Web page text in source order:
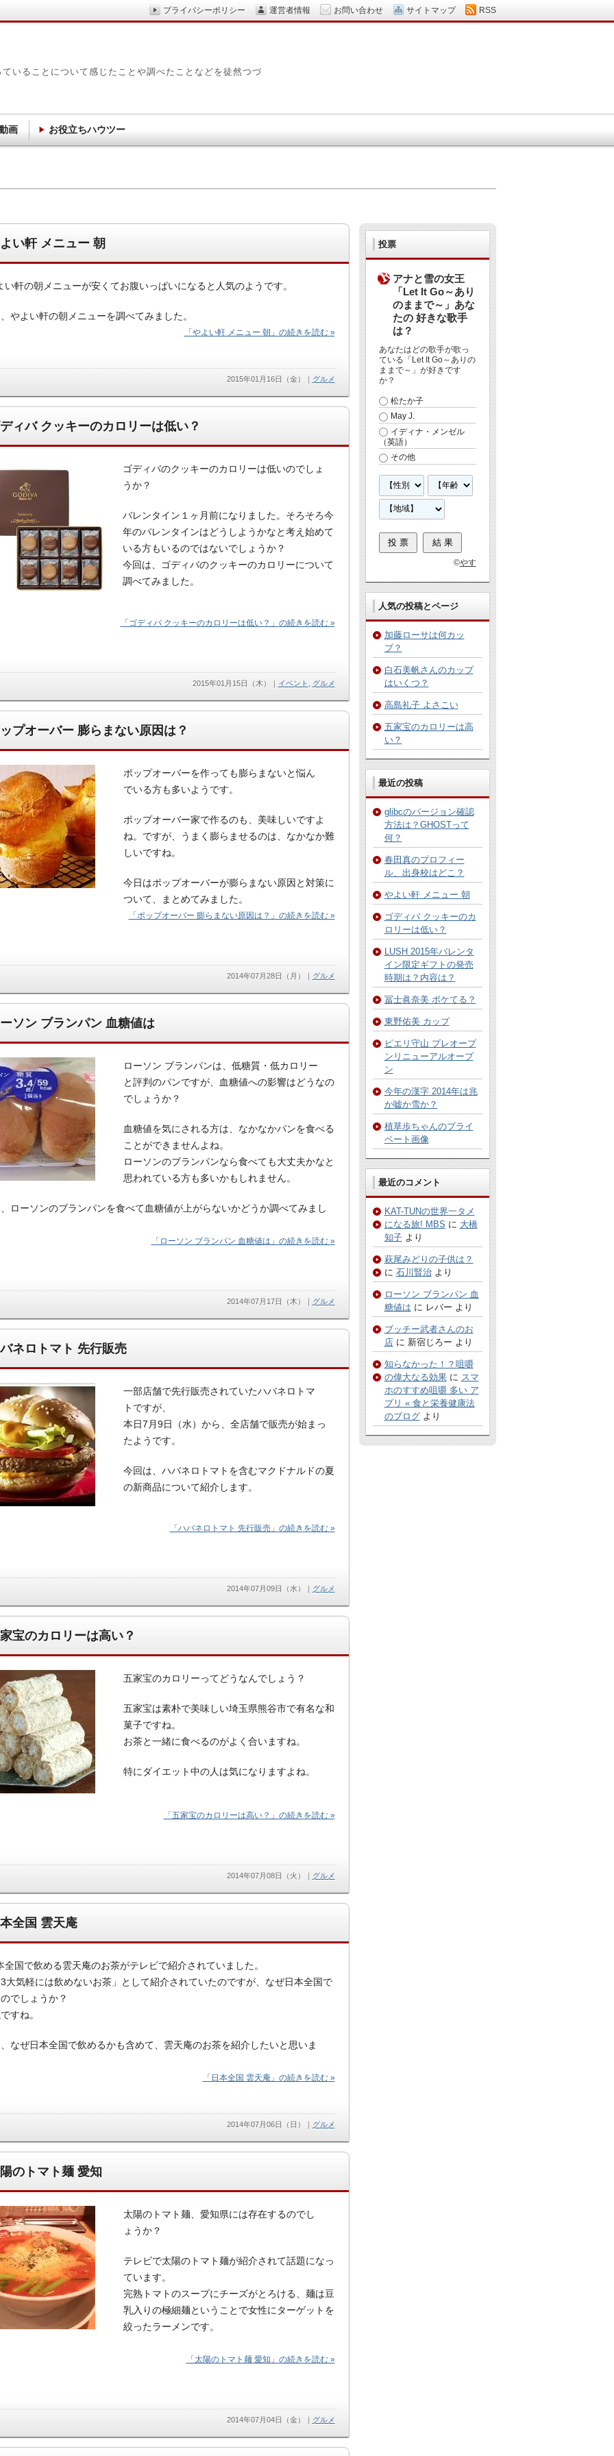
い軒 メニュー 朝
い軒の朝メニューが安くてお腹いっぱいになると人気のようです。
やよい軒の朝メニューを調べてみました。
「やよい軒 メニュー 朝」の続きを読む »
2015年01月16日（金） ｜ グルメ
ィバ クッキーのカロリーは低い？
ゴディバのクッキーのカロリーは低いのでしょ
うか？
バレンタイン１ヶ月前になりました。そろそろ今
年のバレンタインはどうしようかなと考え始めて
いる方もいるのではないでしょうか？
今回は、ゴディバのクッキーのカロリーについて
調べてみました。
「ゴディバ クッキーのカロリーは低い？」の続きを読む »
2015年01月15日（木） ｜ イベント グルメ
プオーバー 膨らまない原因は？
ポップオーバーを作っても膨らまないと悩ん
でいる方も多いようです。
ポップオーバー家で作るのも、美味しいですよ
ね。ですが、うまく膨らませるのは、なかなか難
しいですね。
今日はポップオーバーが膨らまない原因と対策に
ついて、まとめてみました。
「ポップオーバー 膨らまない原因は？」の続きを読む »
2014年07月28日（月） ｜ グルメ
ソン ブランパン 血糖値は
ローソン ブランパンは、低糖質・低カロリー
と評判のパンですが、血糖値への影響はどうなの
でしょうか？
血糖値を気にされる方は、なかなかパンを食べる
ことができませんよね。
ローソンのブランパンなら食べても大丈夫かなと
思われている方も多いかもしれません。
ローソンのブランパンを食べて血糖値が上がらないかどうか調べてみまし
「ローソン ブランパン 血糖値は」の続きを読む »
2014年07月17日（木） ｜ グルメ
ネロトマト 先行販売
一部店舗で先行販売されていたハバネロトマ
トですが、
本日7月9日（水）から、全店舗で販売が始まっ
たようです。
今回は、ハバネロトマトを含むマクドナルドの夏
の新商品について紹介します。
「ハバネロトマト 先行販売」の続きを読む »
2014年07月09日（水） ｜ グルメ
宝のカロリーは高い？
五家宝のカロリーってどうなんでしょう？
五家宝は素朴で美味しい埼玉県熊谷市で有名な和
菓子ですね。
お茶と一緒に食べるのがよく合いますね。
特にダイエット中の人は気になりますよね。
「五家宝のカロリーは高い？」の続きを読む »
2014年07月08日（火） ｜ グルメ
全国 雲天庵
全国で飲める雲天庵のお茶がテレビで紹介されていました。
大気軽には飲めないお茶」として紹介されていたのですが、なぜ日本全国で
でしょうか？
すね。
なぜ日本全国で飲めるかも含めて、雲天庵のお茶を紹介したいと思いま
「日本全国 雲天庵」の続きを読む »
2014年07月06日（日） ｜ グルメ
のトマト麺 愛知
太陽のトマト麺、愛知県には存在するのでし
ょうか？
テレビで太陽のトマト麺が紹介されて話題になっ
ています。
完熟トマトのスープにチーズがとろける、麺は豆
乳入りの極細麺ということで女性にターゲットを
絞ったラーメンです。
「太陽のトマト麺 愛知」の続きを読む »
2014年07月04日（金） ｜ グルメ
投票
アナと雪の女王
「Let It Go～あり
のままで～」あな
たの 好きな歌手
は？
あなたはどの歌手が歌っ
ている「Let It Go～ありの
ままで～」が好きです
か？
松たか子
May J.
イディナ・メンゼル
（英語）
その他
©やす
人気の投稿とページ
加藤ローサは何カッ
プ？
白石美帆さんのカップ
はいくつ？
高島礼子 よさこい
五家宝のカロリーは高
い？
最近の投稿
glibcのバージョン確認
方法は？GHOSTって
何？
春田真のプロフィー
ル、出身校はどこ？
やよい軒 メニュー 朝
ゴディバ クッキーのカ
ロリーは低い？
LUSH 2015年バレンタ
イン限定ギフトの発売
時期は？内容は？
冨士眞奈美 ボケてる？
東野佑美 カップ
ピエリ守山 プレオープ
ンリニューアルオープ
ン
今年の漢字 2014年は兆
か嘘か雪か？
植草歩ちゃんのプライ
ベート画像
最近のコメント
KAT-TUNの世界一タメ
になる旅! MBS に 大橋
知子より
萩尾みどりの子供は？
に 石川賢治より
ローソン ブランパン 血
糖値は に レバー より
ブッチー武者さんのお
店に 新宿じろー より
知らなかった！？咀嚼
の偉大なる効果に スマ
ホのすすめ咀嚼 多い ア
プリ « 食と栄養健康法
のブログより
いることについて感じたことや調べたことなどを徒然つづ
画 お役立ちハウツー
運営者情報 お問い合わせ サイトマップ RSS
プライバシーポリシー